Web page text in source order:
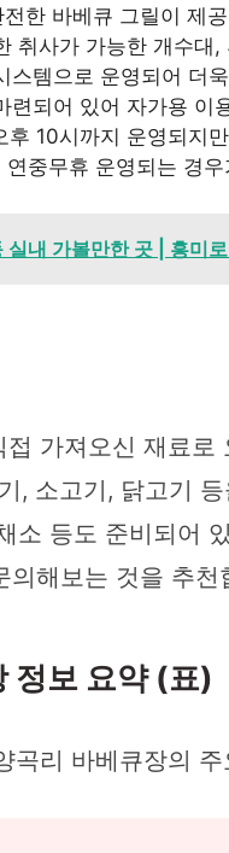
한 바베큐 그릴이 제
취사가 가능한 개수대
스템으로 운영되어 더
련되어 있어 자가용 이
후 10시까지 운영되지
연중무휴 운영되는 경
실내 가볼만한 곳 | 흥미
가져오신 재료
, 소고기, 닭고기
소 등도 준비되어
해보는 것을 추천
정보 요약 (표)
곡리 바베큐장의